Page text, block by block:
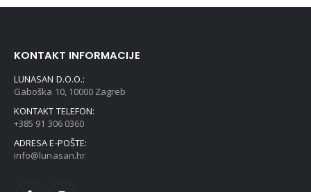
KONTAKT INFORMACIJE
LUNASAN D.O.O.:
Gaboška 10, 10000 Zagreb
KONTAKT TELEFON:
+385 91 306 0360
ADRESA E-POŠTE:
info@lunasan.hr